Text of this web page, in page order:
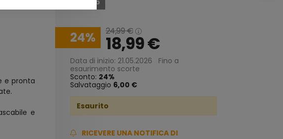
e pronta
e
Esaurito
24 24,99€
18,99€
Data di inizio: 21.05.2026
Fino a
esaurimento scorte
Sconto: 24
Salvataggio 6,00 €
Esaurito
RICEVERE UNA NOTIFICA DI